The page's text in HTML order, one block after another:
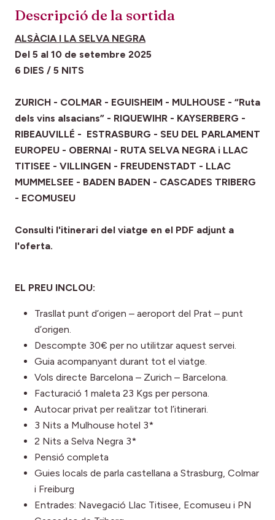
Descripció de la sortida
ALSÀCIA I LA SELVA NEGRA
Del 5 al 10 de setembre 2025
6 DIES / 5 NITS
ZURICH - COLMAR - EGUISHEIM - MULHOUSE - “Ruta
dels vins alsacians” - RIQUEWIHR - KAYSERBERG -
RIBEAUVILLÉ - ESTRASBURG - SEU DEL PARLAMENT
EUROPEU - OBERNAI - RUTA SELVA NEGRA i LLAC
TITISEE - VILLINGEN - FREUDENSTADT - LLAC
MUMMELSEE - BADEN BADEN - CASCADES TRIBERG
- ECOMUSEU
Consulti l'itinerari del viatge en el PDF adjunt a
l'oferta.
EL PREU INCLOU:
Trasllat punt d’origen – aeroport del Prat – punt
d’origen.
Descompte 30€ per no utilitzar aquest servei.
Guia acompanyant durant tot el viatge.
Vols directe Barcelona – Zurich – Barcelona.
Facturació 1 maleta 23 Kgs per persona.
Autocar privat per realitzar tot l’itinerari.
3 Nits a Mulhouse hotel 3*
2 Nits a Selva Negra 3*
Pensió completa
Guies locals de parla castellana a Strasburg, Colmar
i Freiburg
Entrades: Navegació Llac Titisee, Ecomuseu i PN